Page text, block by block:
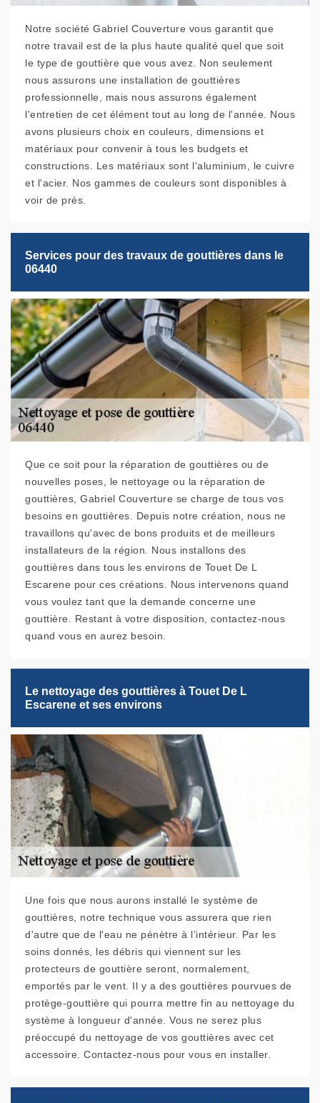
Notre société Gabriel Couverture vous garantit que
notre travail est de la plus haute qualité quel que soit
le type de gouttière que vous avez. Non seulement
nous assurons une installation de gouttières
professionnelle, mais nous assurons également
l'entretien de cet élément tout au long de l'année. Nous
avons plusieurs choix en couleurs, dimensions et
matériaux pour convenir à tous les budgets et
constructions. Les matériaux sont l'aluminium, le cuivre
et l'acier. Nos gammes de couleurs sont disponibles à
voir de près.
Services pour des travaux de gouttières dans le
06440
Que ce soit pour la réparation de gouttières ou de
nouvelles poses, le nettoyage ou la réparation de
gouttières, Gabriel Couverture se charge de tous vos
besoins en gouttières. Depuis notre création, nous ne
travaillons qu'avec de bons produits et de meilleurs
installateurs de la région. Nous installons des
gouttières dans tous les environs de Touet De L
Escarene pour ces créations. Nous intervenons quand
vous voulez tant que la demande concerne une
gouttière. Restant à votre disposition, contactez-nous
quand vous en aurez besoin.
Le nettoyage des gouttières à Touet De L
Escarene et ses environs
Une fois que nous aurons installé le système de
gouttières, notre technique vous assurera que rien
d'autre que de l'eau ne pénètre à l’intérieur. Par les
soins donnés, les débris qui viennent sur les
protecteurs de gouttière seront, normalement,
emportés par le vent. Il y a des gouttières pourvues de
protège-gouttière qui pourra mettre fin au nettoyage du
système à longueur d'année. Vous ne serez plus
préoccupé du nettoyage de vos gouttières avec cet
accessoire. Contactez-nous pour vous en installer.